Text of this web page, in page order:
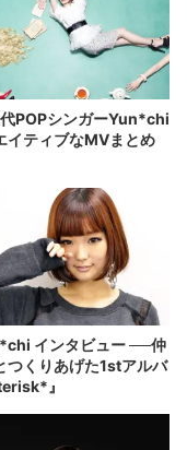
イティブなMVまとめ
つくりあげた1stアルバ
』